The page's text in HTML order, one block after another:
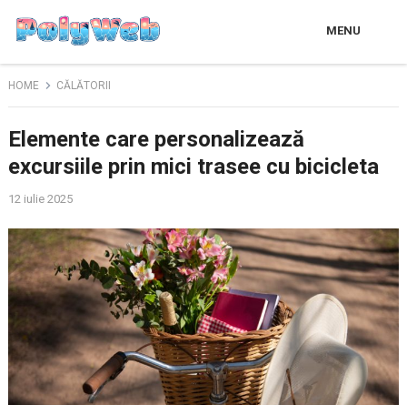
MENU
HOME CĂLĂTORII
Elemente care personalizează
excursiile prin mici trasee cu bicicleta
12 iulie 2025